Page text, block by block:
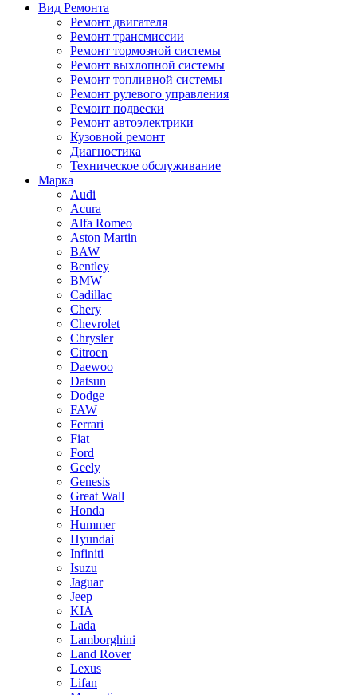
Вид Ремонта
Ремонт двигателя
Ремонт трансмиссии
Ремонт тормозной системы
Ремонт выхлопной системы
Ремонт топливной системы
Ремонт рулевого управления
Ремонт подвески
Ремонт автоэлектрики
Кузовной ремонт
Диагностика
Техническое обслуживание
Марка
Audi
Acura
Alfa Romeo
Aston Martin
BAW
Bentley
BMW
Cadillac
Chery
Chevrolet
Chrysler
Citroen
Daewoo
Datsun
Dodge
FAW
Ferrari
Fiat
Ford
Geely
Genesis
Great Wall
Honda
Hummer
Hyundai
Infiniti
Isuzu
Jaguar
Jeep
KIA
Lada
Lamborghini
Land Rover
Lexus
Lifan